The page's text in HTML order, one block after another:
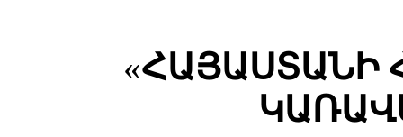
«ՀԱՅԱՍՏԱՆԻ